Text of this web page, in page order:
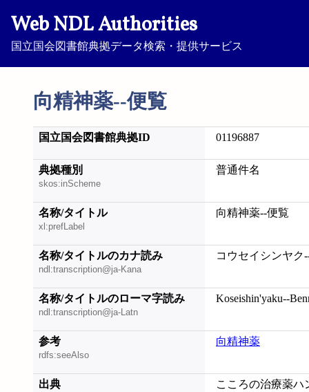
Web NDL Authorities
国立国会図書館典拠データ検索・提供サービス
向精神薬--便覧
国立国会図書館典拠ID 01196887
典拠種別
skos:inScheme
普通件名
名称/タイトル
xl:prefLabel
向精神薬--便覧
名称/タイトルのカナ読み
ndl:transcription@ja-Kana
コウセイシンヤク
名称/タイトルのローマ字読み
ndl:transcription@ja-Latn
Koseishin'yaku--
参考
rdfs:seeAlso
向精神薬
出典
こころの治療薬ハ